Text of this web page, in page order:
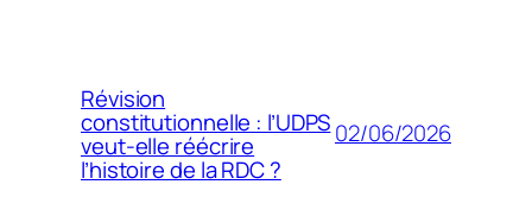
Révision
constitutionnelle : l’UDPS
veut-elle réécrire
l’histoire de la RDC ?
02/06/2026